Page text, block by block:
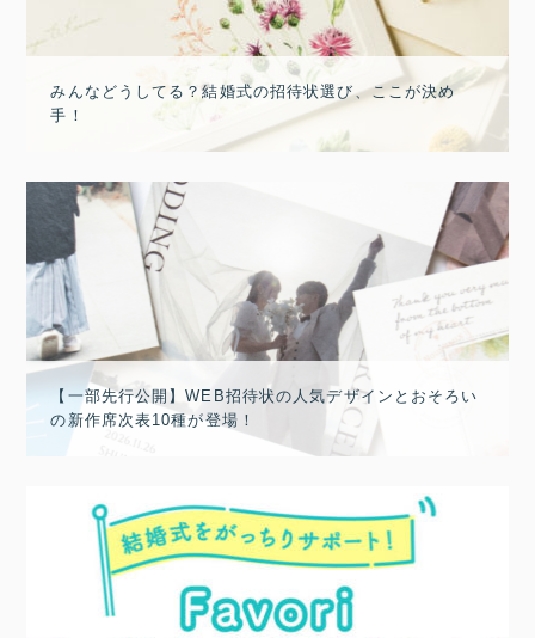
みんなどうしてる？結婚式の招待状選び、ここが決め
手！
【一部先行公開】WEB招待状の人気デザインとおそろい
の新作席次表10種が登場！